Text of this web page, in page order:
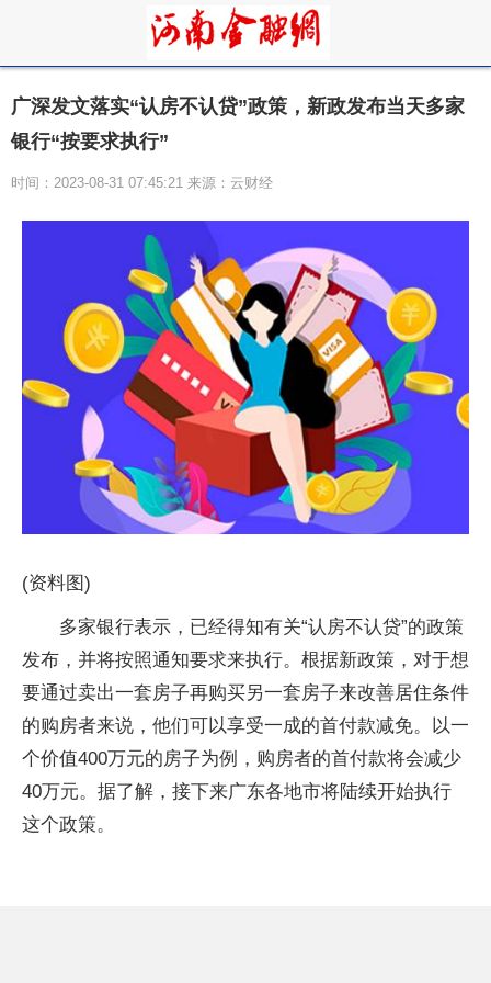
广深发文落实“认房不认贷”政策，新政发布当天多家
银行“按要求执行”
时间：2023-08-31 07:45:21 来源：云财经
(资料图)
多家银行表示，已经得知有关“认房不认贷”的政策
发布，并将按照通知要求来执行。根据新政策，对于想
要通过卖出一套房子再购买另一套房子来改善居住条件
的购房者来说，他们可以享受一成的首付款减免。以一
个价值400万元的房子为例，购房者的首付款将会减少
40万元。据了解，接下来广东各地市将陆续开始执行
这个政策。